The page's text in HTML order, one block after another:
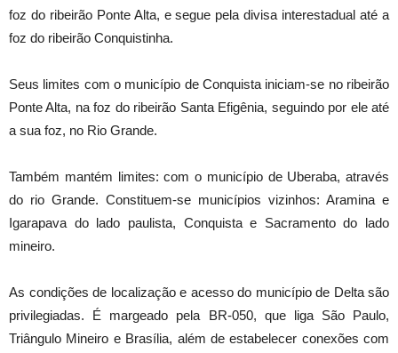
foz do ribeirão Ponte Alta, e segue pela divisa interestadual até a
foz do ribeirão Conquistinha.
Seus limites com o município de Conquista iniciam-se no ribeirão
Ponte Alta, na foz do ribeirão Santa Efigênia, seguindo por ele até
a sua foz, no Rio Grande.
Também mantém limites: com o município de Uberaba, através
do rio Grande. Constituem-se municípios vizinhos: Aramina e
Igarapava do lado paulista, Conquista e Sacramento do lado
mineiro.
As condições de localização e acesso do município de Delta são
privilegiadas. É margeado pela BR-050, que liga São Paulo,
Triângulo Mineiro e Brasília, além de estabelecer conexões com